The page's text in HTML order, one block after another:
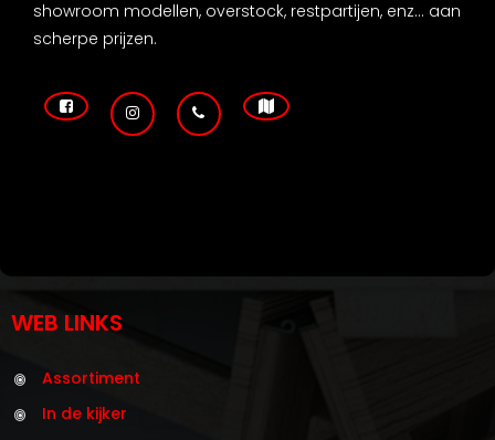
showroom modellen, overstock, restpartijen, enz... aan
scherpe prijzen.
WEB LINKS
Assortiment
In de kijker